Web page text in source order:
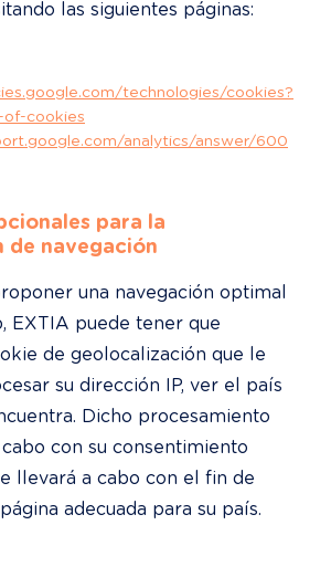
las siguientes páginas:
technologies/cookies?
cookies
analytics/answer/600
para la
de navegación
una navegación optimal
EXTIA puede tener que
de geolocalización que le
su dirección IP, ver el país
Dicho procesamiento
con su consentimiento
llevará a cabo con el fin de
adecuada para su país.